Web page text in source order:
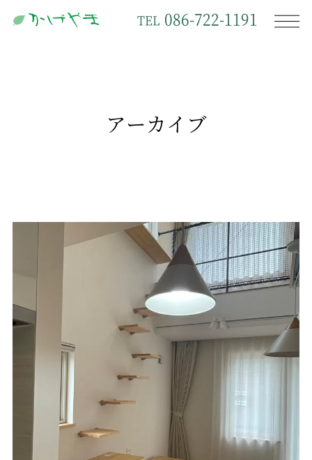
TEL 086-722-1191
アーカイブ